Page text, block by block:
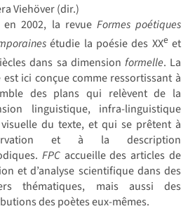
Viehöver (dir.)
en 2002, la revue Formes poétiques
étudie la poésie des XXe et
dans sa dimension formelle. La
ici conçue comme ressortissant à
des plans qui relèvent de la
linguistique, infra-linguistique
du texte, et qui se prêtent à
et à la description
FPCaccueille des articles de
et d’analyse scientifique dans des
thématiques, mais aussi des
des poètes eux-mêmes.